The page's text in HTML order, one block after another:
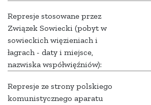
Represje stosowane przez
Związek Sowiecki (pobyt w
sowieckich więzieniach i
łagrach - daty i miejsce,
nazwiska współwięźniów):
Represje ze strony polskiego
komunistycznego aparatu